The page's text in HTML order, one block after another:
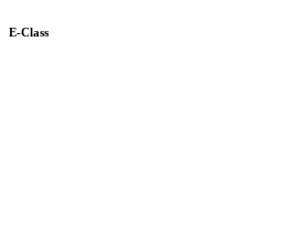
E-Class